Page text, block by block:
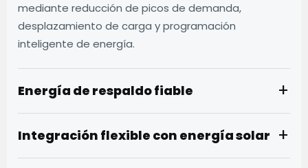
mediante reducción de picos de demanda,
desplazamiento de carga y programación
inteligente de energía.
Energía de respaldo fiable +
Integración flexible con energía solar +